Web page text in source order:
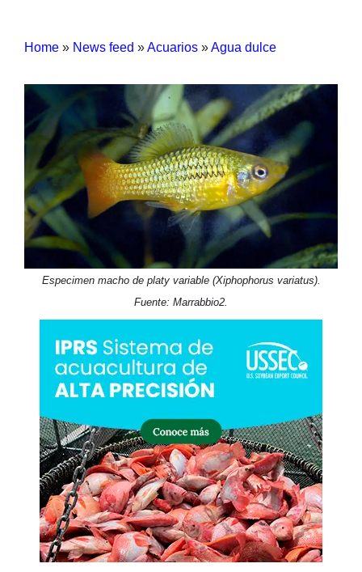
Home » News feed »Acuarios »Agua dulce
Especimen macho de platy variable (Xiphophorus variatus).
Fuente: Marrabbio2.